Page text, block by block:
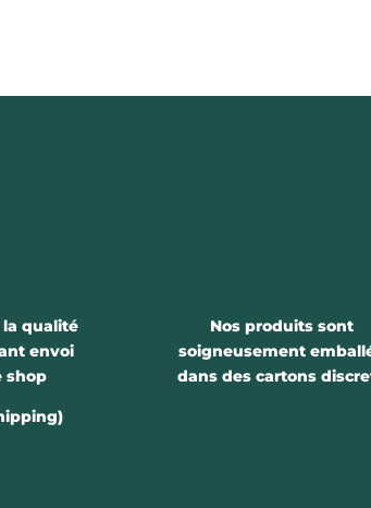
la qualité
envoi
shop
Nos produits sont
soigneusement
dans des cartons